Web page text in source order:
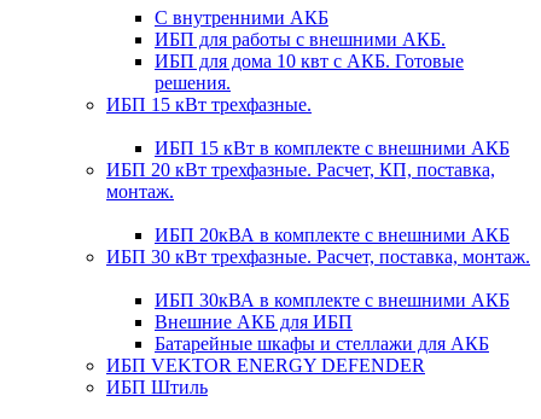
С внутренними АКБ
ИБП для работы с внешними АКБ.
ИБП для дома 10 квт с АКБ. Готовые
решения.
ИБП 15 кВт трехфазные.
ИБП 15 кВт в комплекте с внешними АКБ
ИБП 20 кВт трехфазные. Расчет, КП, поставка,
монтаж.
ИБП 20кВА в комплекте с внешними АКБ
ИБП 30 кВт трехфазные. Расчет, поставка, монтаж.
ИБП 30кВА в комплекте с внешними АКБ
Внешние АКБ для ИБП
Батарейные шкафы и стеллажи для АКБ
ИБП VEKTOR ENERGY DEFENDER
ИБП Штиль